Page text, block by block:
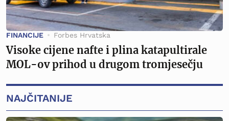
FINANCIJE Forbes Hrvatska
Visoke cijene nafte i plina katapultirale
MOL-ov prihod u drugom tromjesečju
NAJČITANIJE